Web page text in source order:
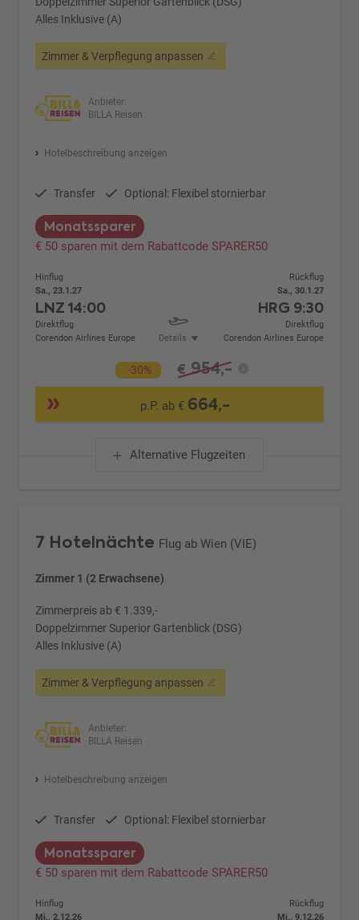
Alles Inklusive (A)
Zimmer & Verpflegung anpassen
Anbieter:
BILLA Reisen
Hotelbeschreibung anzeigen
Transfer Optional: Flexibel stornierbar
Monatssparer
€ 50 sparen mit dem Rabattcode SPARER50
Hinflug
Sa., 23.1.27
LNZ14:00
Direktflug
Corendon Airlines Europe
Details
Rückflug
Sa., 30.1.27
HRG 9:30
Direktflug
Corendon Airlines Europe
-30% € 954,-
p.P. ab € 664,-
Alternative Flugzeiten
7 Hotelnächte Flug ab Wien (VIE)
Zimmer 1 (2 Erwachsene)
Zimmerpreis ab € 1.339,-
Doppelzimmer Superior Gartenblick (DSG)
Alles Inklusive (A)
Zimmer & Verpflegung anpassen
Anbieter:
BILLA Reisen
Hotelbeschreibung anzeigen
Transfer Optional: Flexibel stornierbar
Monatssparer
€ 50 sparen mit dem Rabattcode SPARER50
Hinflug
Mi., 2.12.26
Rückflug
Mi., 9.12.26